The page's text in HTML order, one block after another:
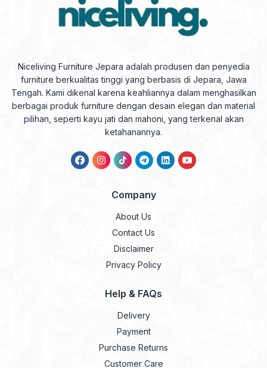
Niceliving Furniture Jepara adalah produsen dan penyedia
furniture berkualitas tinggi yang berbasis di Jepara, Jawa
Tengah. Kami dikenal karena keahliannya dalam menghasilkan
berbagai produk furniture dengan desain elegan dan material
pilihan, seperti kayu jati dan mahoni, yang terkenal akan
ketahanannya.
Company
About Us
Contact Us
Disclaimer
Privacy Policy
Help & FAQs
Delivery
Payment
Purchase Returns
Customer Care